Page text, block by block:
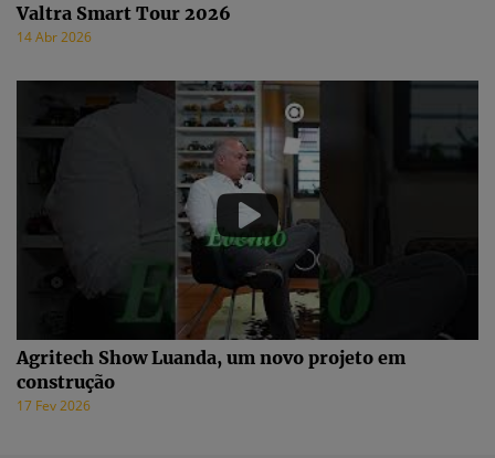
Valtra Smart Tour 2026
14 Abr 2026
Agritech Show Luanda, um novo projeto em
construção
17 Fev 2026